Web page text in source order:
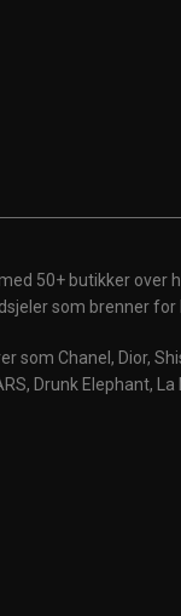
50+ butikker
som brenner
som Chanel, Dior,
Drunk Elephant,